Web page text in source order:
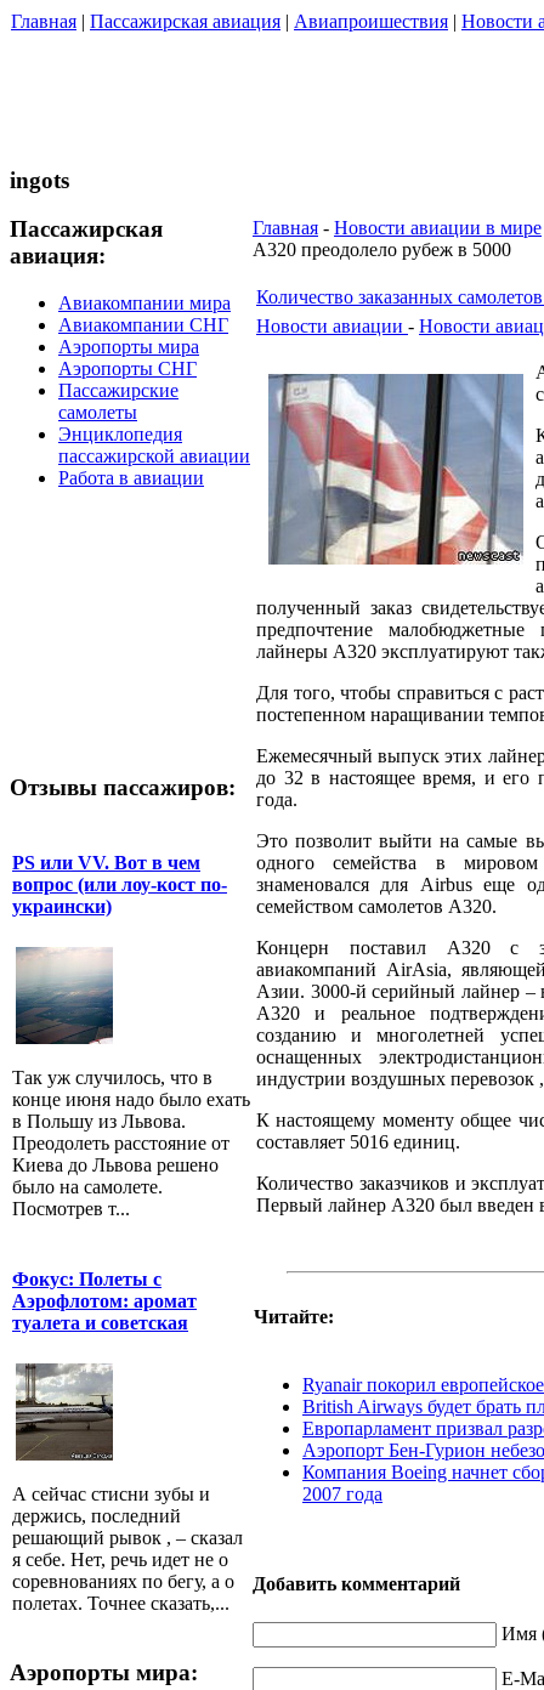
Главная | Пассажирская авиация | Авиапроишествия | Новости
ingots
Пассажирская
авиация:
Авиакомпании мира
Авиакомпании СНГ
Аэропорты мира
Аэропорты СНГ
Пассажирские
самолеты
Энциклопедия
пассажирской авиации
Работа в авиации
Отзывы пассажиров:
PS или VV. Вот в чем
вопрос (или лоу-кост по-
украински)
Так уж случилось, что в
конце июня надо было ехать
в Польшу из Львова.
Преодолеть расстояние от
Киева до Львова решено
было на самолете.
Посмотрев т...
Фокус: Полеты с
Аэрофлотом: аромат
туалета и советская
А сейчас стисни зубы и
держись, последний
решающий рывок , – сказал
я себе. Нет, речь идет не о
соревнованиях по бегу, а о
полетах. Точнее сказать,...
Аэропорты мира:
Главная - Новости авиации в мире
A320 преодолело рубеж в 5000
Количество заказанных
Новости авиации - Новости
полученный заказ
предпочтение
лайнеры А320 эксплуатируют
Для того, чтобы справиться с
постепенном наращивании
Ежемесячный выпуск этих
до 32 в настоящее время, и его
года.
Это позволит выйти на самые
одного семейства в
знаменовался для Airbus еще
семейством самолетов A320.
Концерн поставил А320 с
авиакомпаний AirAsia,
Азии. 3000-й серийный лайнер –
А320 и реальное
созданию и многолетней
оснащенных
индустрии воздушных перевозок
К настоящему моменту общее
составляет 5016 единиц.
Количество заказчиков и
Первый лайнер А320 был введен
Читайте:
Ryanair покорил
British Airways будет брать
Европарламент призвал
Аэропорт Бен-Гурион
Компания Boeing начнет
2007 года
Добавить комментарий
Имя
E-